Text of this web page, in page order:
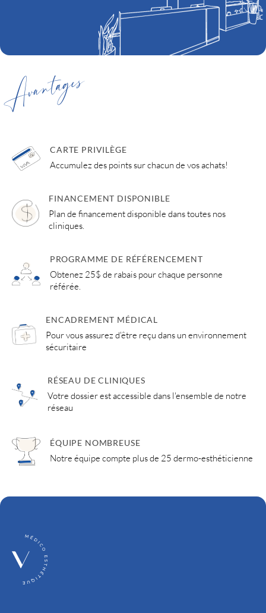
CARTE PRIVILÈGE
Accumulez des points sur chacun de vos achats!
FINANCEMENT DISPONIBLE
Plan de financement disponible dans toutes nos
cliniques.
PROGRAMME DE RÉFÉRENCEMENT
Obtenez 25$ de rabais pour chaque personne
référée.
ENCADREMENT MÉDICAL
Pour vous assurez d'être reçu dans un environnement
sécuritaire
RÉSEAU DE CLINIQUES
Votre dossier est accessible dans l'ensemble de notre
réseau
ÉQUIPE NOMBREUSE
Notre équipe compte plus de 25 dermo-esthéticienne